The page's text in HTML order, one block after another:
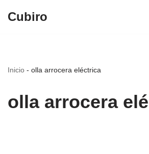
Cubiro
Inicio - olla arrocera eléctrica
olla arrocera